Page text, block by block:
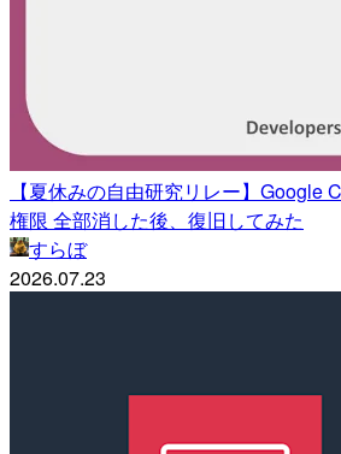
【夏休みの自由研究リレー】Google
権限 全部消した後、復旧してみた
すらぼ
2026.07.23